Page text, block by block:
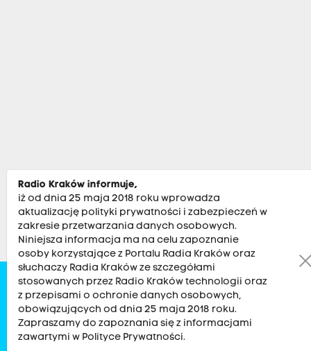
Zobacz Kultura Sport Muzyka Audycje
RADIO KRAKÓW SA. Aleja Juliusza Słowackiego 22, 30-007
Radio Kraków informuje,
iż od dnia 25 maja 2018 roku wprowadza
aktualizację polityki prywatności i zabezpieczeń w
zakresie przetwarzania danych osobowych.
Niniejsza informacja ma na celu zapoznanie
osoby korzystające z Portalu Radia Kraków oraz
słuchaczy Radia Kraków ze szczegółami
stosowanych przez Radio Kraków technologii oraz
z przepisami o ochronie danych osobowych,
obowiązujących od dnia 25 maja 2018 roku.
Zapraszamy do zapoznania się z informacjami
zawartymi w Polityce Prywatności.